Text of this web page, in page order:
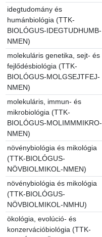
idegtudomány és
humánbiológia (TTK-
BIOLÓGUS-IDEGTUDHUMB-
NMEN)
molekuláris genetika, sejt- és
fejlődésbiológia (TTK-
BIOLÓGUS-MOLGSEJTFEJ-
NMEN)
molekuláris, immun- és
mikrobiológia (TTK-
BIOLÓGUS-MOLIMMMIKRO-
NMEN)
növénybiológia és mikológia
(TTK-BIOLÓGUS-
NÖVBIOLMIKOL-NMEN)
növénybiológia és mikológia
(TTK-BIOLÓGUS-
NÖVBIOLMIKOL-NMHU)
ökológia, evolúció- és
konzervációbiológia (TTK-